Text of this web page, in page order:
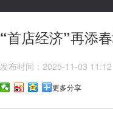
“首店经济”再添
发布时间：2025-11-03 11:12
更多分享